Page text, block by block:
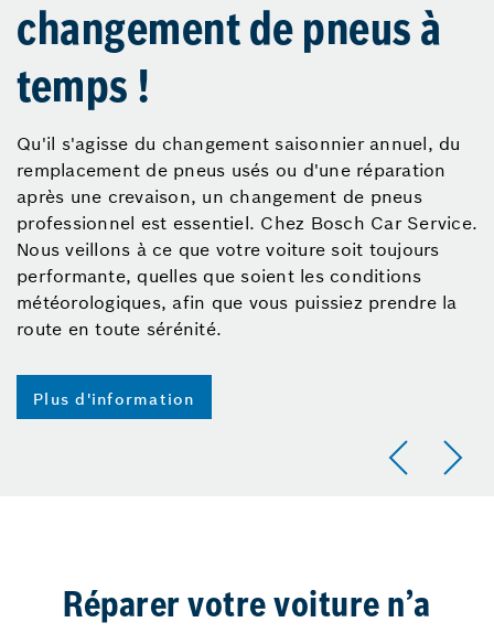
changement de pneus à
temps !
Qu'il s'agisse du changement saisonnier annuel, du
remplacement de pneus usés ou d'une réparation
après une crevaison, un changement de pneus
professionnel est essentiel. Chez Bosch Car Service.
Nous veillons à ce que votre voiture soit toujours
performante, quelles que soient les conditions
météorologiques, afin que vous puissiez prendre la
route en toute sérénité.
Plus d'information
Réparer votre voiture n’a